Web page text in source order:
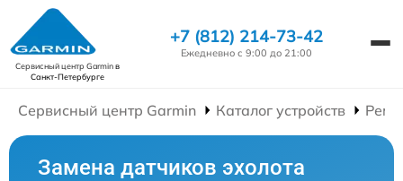
Сервисный центр Garminв
Санкт-Петербурге
+7 (812) 214-73-42
Ежедневно с 9:00 до 21:00
Сервисный центр Garmin Каталог устройств
Замена датчиков эхолота